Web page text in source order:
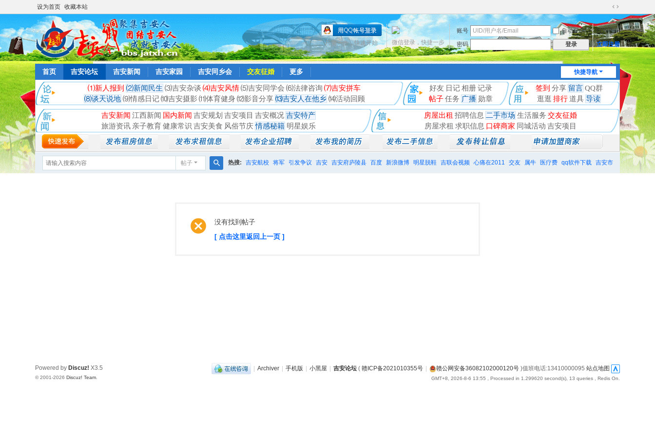
设为首页 收藏本站
切
换
到
宽
版
账号 自动登录
找回密码
密码
登录 立即注册
微信登录，快捷一步
只需一步，快速开始
快捷导航
首页 吉安论坛 吉安新闻 吉安家园 吉安同乡会 交友征婚 更多
⑴新人报到 ⑵新闻民生 ⑶吉安杂谈 ⑷吉安风情⑸吉安同学会 ⑹法律咨询 ⑺吉安拼车
⑻谈天说地 ⑼情感日记 ⑽吉安摄影 ⑾体育健身 ⑿影音分享 ⒀吉安人在他乡 ⒁活动回顾
好友 日记相册记录
帖子任务 广播 勋章
签到 分享 留言 QQ群
逛逛 排行道具 导读
吉安新闻 江西新闻 国内新闻 吉安规划 吉安项目 吉安概况 吉安特产
旅游资讯 亲子教育 健康常识 吉安美食 风俗节庆 情感秘籍 明星娱乐
房屋出租 招聘信息 二手市场 生活服务 交友征婚
房屋求租 求职信息 口碑商家 同城活动 吉安项目
帖子 热搜: 吉安航校 将军 引发争议 吉安 吉安府庐陵县 百度 新浪微博 明星脱鞋 吉联会视频 心痛在2011 交友 属牛 医疗费 qq软件下载 吉安市
没有找到帖子
[ 点击这里返回上一页 ]
| Archiver | 手机版 | 小黑屋 | 吉安论坛 ( 赣ICP备2021010355号 | 赣公网安备36082102000120号 )值班电话:13410000095 站点地图
GMT+8, 2026-8-6 13:55 , Processed in 1.299620 second(s), 13 queries , Redis On.
Powered by Discuz! X3.5
© 2001-2026 Discuz! Team